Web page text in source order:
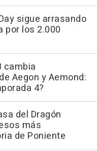
sigue arrasando
por los 2.000
cambia
Aegon y Aemond:
4?
del Dragón
más
de Poniente